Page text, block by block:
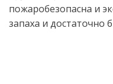
пожаробезопасна и
запаха и достаточно